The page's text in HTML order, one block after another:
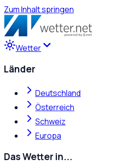
Zum Inhalt springen
Wetter
Länder
Deutschland
Österreich
Schweiz
Europa
Das Wetter in...